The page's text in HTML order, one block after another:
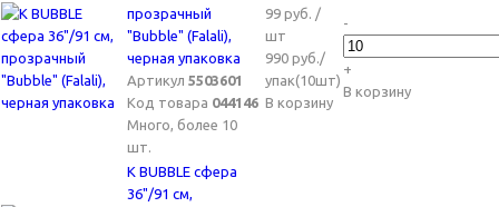
прозрачный
"Bubble" (Falali),
черная упаковка
Артикул 5503601
Код товара 044146
Много, более 10
шт.
99 руб. /
шт
990 руб./
упак(10шт)
В корзину
-
+
В корзину
K BUBBLE сфера
36"/91 см,